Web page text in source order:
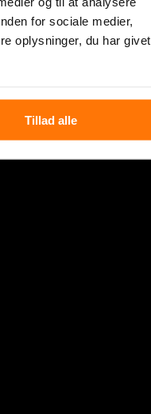
for sociale medier,
oplysninger, du har givet
Tillad alle